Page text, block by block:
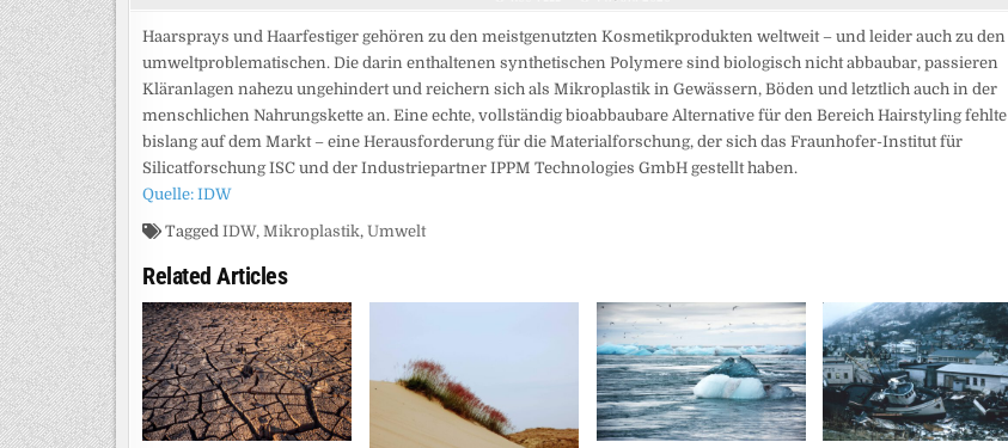
Haarsprays und Haarfestiger gehören zu den meistgenutzten Kosmetikprodukten weltweit – und leider auch zu den
umweltproblematischen. Die darin enthaltenen synthetischen Polymere sind biologisch nicht abbaubar, passieren
Kläranlagen nahezu ungehindert und reichern sich als Mikroplastik in Gewässern, Böden und letztlich auch in der
menschlichen Nahrungskette an. Eine echte, vollständig bioabbaubare Alternative für den Bereich Hairstyling fehlte
bislang auf dem Markt – eine Herausforderung für die Materialforschung, der sich das Fraunhofer-Institut für
Silicatforschung ISC und der Industriepartner IPPM Technologies GmbH gestellt haben.
Quelle: IDW
Tagged IDW, Mikroplastik, Umwelt
Related Articles